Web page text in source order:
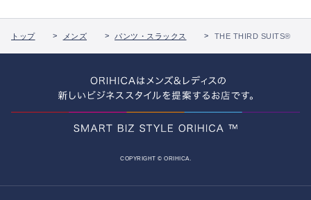
トップ メンズ パンツ・スラックス THE THIRD SUITS®
COPYRIGHT © ORIHICA.